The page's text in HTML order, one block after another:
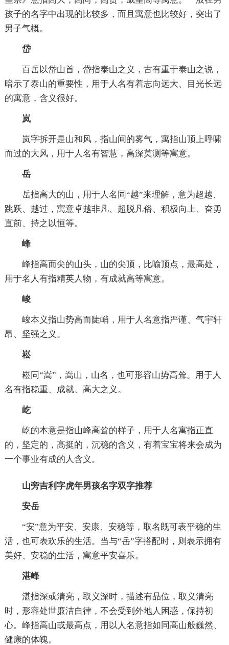
孩子的名字中出现的比较多，而且寓意也比较好，突出了
男子气概。
岱
百岳以岱山首，岱指泰山之义，古有重于泰山之说，
暗示了泰山的重要性，用于人名有着志向远大、目光长远
的寓意，含义很好。
岚
岚字拆开是山和风，指山间的雾气，寓指山顶上呼啸
而过的大风，用于人名有智慧，高深莫测等寓意。
岳
岳指高大的山，用于人名同“越”来理解，意为超越、
跳跃、越过，寓意卓越非凡、超脱凡俗、积极向上、奋勇
直前、持之以恒等。
峰
峰指高而尖的山头，山的尖顶，比喻顶点，最高处，
用于名人有指精英人物，有成就高等寓意。
峻
峻本义指山势高而陡峭，用于人名意指严谨、气宇轩
昂、坚强之义。
崧
崧同“嵩”，嵩山，山名，也可形容山势高耸。用于人
名有指稳重、成就、高大之义。
屹
屹的本意是指山峰高耸的样子，用于人名寓指正直
的，坚定的，高挺的，沉稳的含义，有着宝宝将来会成为
一个事业有成的人含义。
山旁吉利字虎年男孩名字双字推荐
安岳
“安”意为平安、安康、安稳等，取名既可表平稳的生
活，也可表欢乐的生活。当与“岳”字搭配时，则表示拥有
美好、安稳的生活，寓意平安喜乐。
湛峰
湛指深或清亮，取义深时，描述有品位，取义清亮
时，形容处世廉洁自律，不会受到外地人困惑，保持初
心。峰指高山或最高点，用以人名意指如同高山般巍然、
健康的体魄。